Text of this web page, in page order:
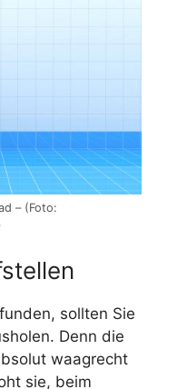
– (Foto:
sollten Sie
Denn die
waagrecht
sie, beim